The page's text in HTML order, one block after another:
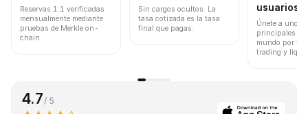
Reservas 1:1 verificadas
mensualmente mediante
pruebas de Merkle on-
chain.
Sin cargos ocultos. La
tasa cotizada es la tasa
final que pagas.
usuarios
Únete a uno
principales
mundo por
trading y
4.7 / 5